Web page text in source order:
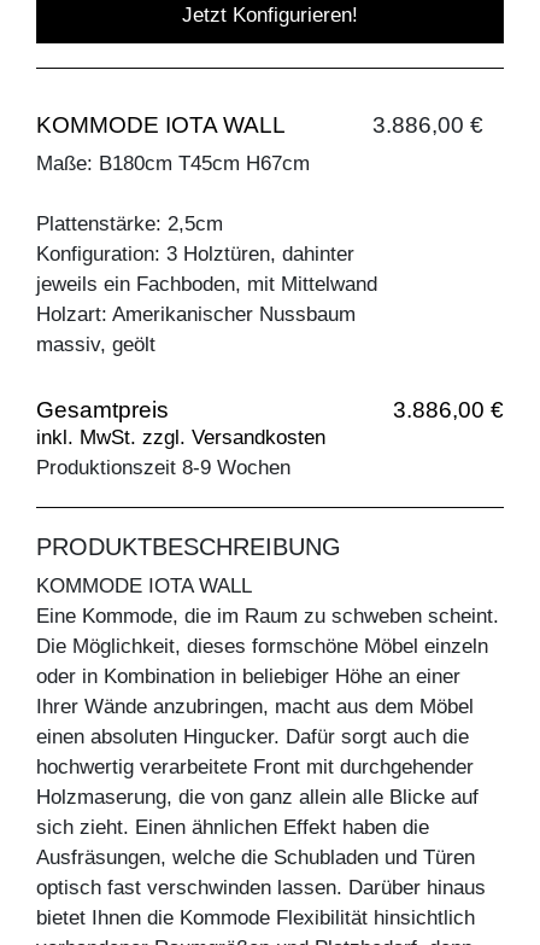
Jetzt Konfigurieren!
KOMMODE IOTA WALL 3.886,00 €
Maße: B180cm T45cm H67cm
Plattenstärke: 2,5cm
Konfiguration: 3 Holztüren, dahinter
jeweils ein Fachboden, mit Mittelwand
Holzart: Amerikanischer Nussbaum
massiv, geölt
Gesamtpreis 3.886,00 €
inkl. MwSt. zzgl. Versandkosten
Produktionszeit 8-9 Wochen
PRODUKTBESCHREIBUNG
KOMMODE IOTA WALL
Eine Kommode, die im Raum zu schweben scheint.
Die Möglichkeit, dieses formschöne Möbel einzeln
oder in Kombination in beliebiger Höhe an einer
Ihrer Wände anzubringen, macht aus dem Möbel
einen absoluten Hingucker. Dafür sorgt auch die
hochwertig verarbeitete Front mit durchgehender
Holzmaserung, die von ganz allein alle Blicke auf
sich zieht. Einen ähnlichen Effekt haben die
Ausfräsungen, welche die Schubladen und Türen
optisch fast verschwinden lassen. Darüber hinaus
bietet Ihnen die Kommode Flexibilität hinsichtlich